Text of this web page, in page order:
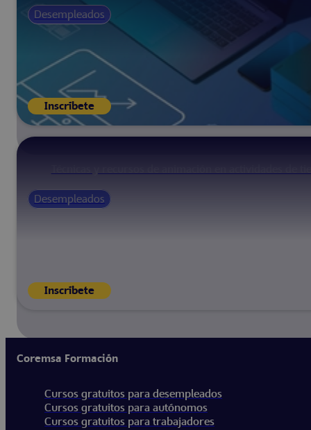
Desempleados
Inscríbete
Desempleados
Inscríbete
Coremsa Formación
Cursos gratuitos para desempleados
Cursos gratuitos para autónomos
Cursos gratuitos para trabajadores